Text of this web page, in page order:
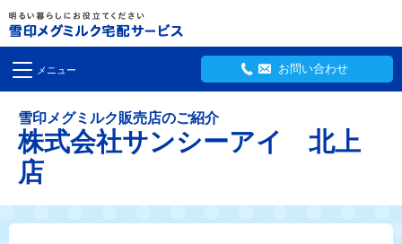
お問い合わせ
メニュー
雪印メグミルク販売店のご紹介
株式会社サンシーアイ 北上
店